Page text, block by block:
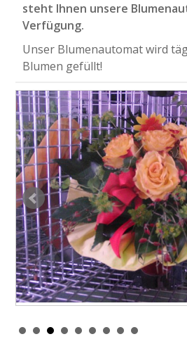
steht Ihnen unsere
Verfügung.
Unser Blumenautomat wird
Blumen gefüllt!